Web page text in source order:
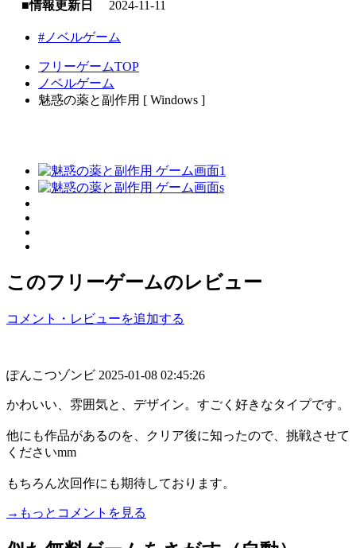
■情報更新日
2024-11-11
#ノベルゲーム
フリーゲームTOP
ノベルゲーム
魅惑の薬と副作用 [ Windows ]
このフリーゲームのレビュー
コメント・レビューを追加する
ぽんこつゾンビ 2025-01-08 02:45:26
かわいい、雰囲気と、デザイン。すごく好きなタイプです。
他にも作品があるのを、クリア後に知ったので、挑戦させて
くださいmm
もちろん次回作にも期待しております。
→もっとコメントを見る